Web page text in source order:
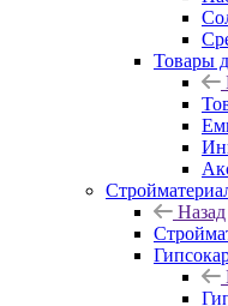
Товары
Назад